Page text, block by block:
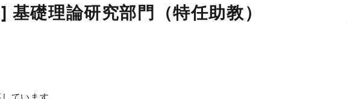
礎理論研究部門（特任助教）
ています。